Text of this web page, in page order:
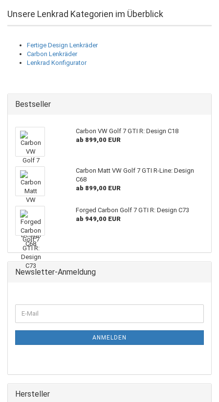
Unsere Lenkrad Kategorien im Überblick
Fertige Design Lenkräder
Carbon Lenkräder
Lenkrad Konfigurator
Bestseller
Carbon VW Golf 7 GTI R: Design C18
ab 899,00 EUR
Carbon Matt VW Golf 7 GTI R-Line: Design
C68
ab 899,00 EUR
Forged Carbon Golf 7 GTI R: Design C73
ab 949,00 EUR
Newsletter-Anmeldung
ZUR
NEWSLETTER-
E-
Mail
ANMELDEN
Hersteller